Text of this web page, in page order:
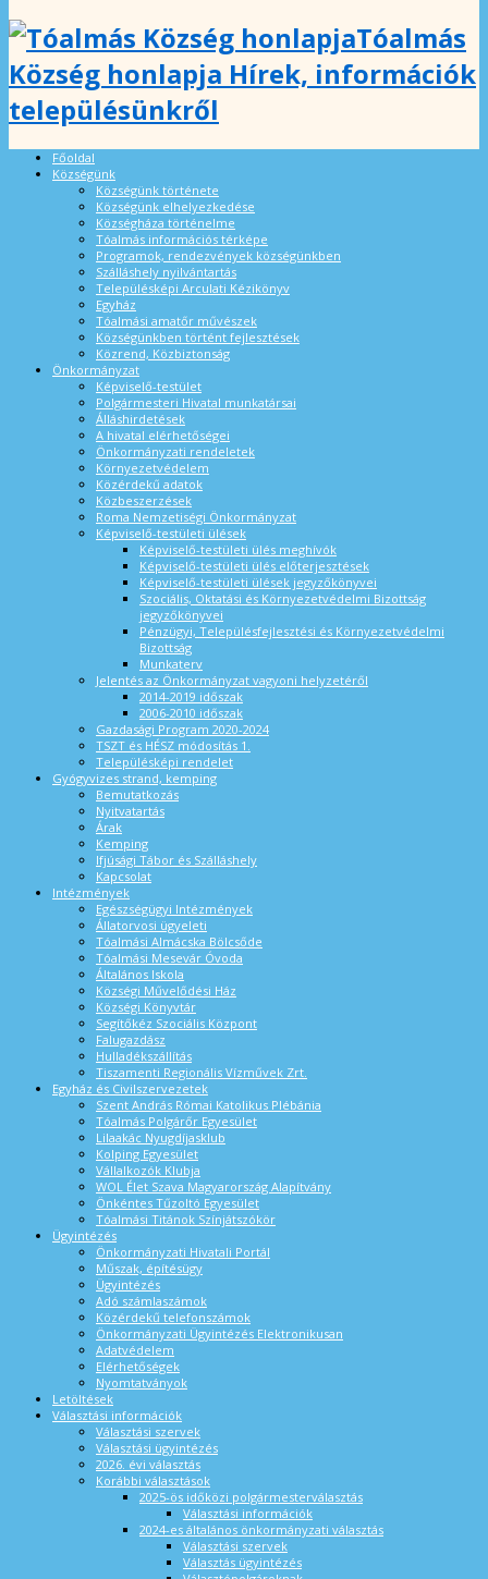
Tóalmás
Község honlapja Hírek, információk
településünkről
Főoldal
Községünk
Községünk története
Községünk elhelyezkedése
Községháza történelme
Tóalmás információs térképe
Programok, rendezvények községünkben
Szálláshely nyilvántartás
Településképi Arculati Kézikönyv
Egyház
Tóalmási amatőr művészek
Községünkben történt fejlesztések
Közrend, Közbiztonság
Önkormányzat
Képviselő-testület
Polgármesteri Hivatal munkatársai
Álláshirdetések
A hivatal elérhetőségei
Önkormányzati rendeletek
Környezetvédelem
Közérdekű adatok
Közbeszerzések
Roma Nemzetiségi Önkormányzat
Képviselő-testületi ülések
Képviselő-testületi ülés meghívók
Képviselő-testületi ülés előterjesztések
Képviselő-testületi ülések jegyzőkönyvei
Szociális, Oktatási és Környezetvédelmi Bizottság
jegyzőkönyvei
Pénzügyi, Településfejlesztési és Környezetvédelmi
Bizottság
Munkaterv
Jelentés az Önkormányzat vagyoni helyzetéről
2014-2019 időszak
2006-2010 időszak
Gazdasági Program 2020-2024
TSZT és HÉSZ módosítás 1.
Településképi rendelet
Gyógyvizes strand, kemping
Bemutatkozás
Nyitvatartás
Árak
Kemping
Ifjúsági Tábor és Szálláshely
Kapcsolat
Intézmények
Egészségügyi Intézmények
Állatorvosi ügyeleti
Tóalmási Almácska Bölcsőde
Tóalmási Mesevár Óvoda
Általános Iskola
Községi Művelődési Ház
Községi Könyvtár
Segítőkéz Szociális Központ
Falugazdász
Hulladékszállítás
Tiszamenti Regionális Vízművek Zrt.
Egyház és Civilszervezetek
Szent András Római Katolikus Plébánia
Tóalmás Polgárőr Egyesület
Lilaakác Nyugdíjasklub
Kolping Egyesület
Vállalkozók Klubja
WOL Élet Szava Magyarország Alapítvány
Önkéntes Tűzoltó Egyesület
Tóalmási Titánok Színjátszókör
Ügyintézés
Önkormányzati Hivatali Portál
Műszak, építésügy
Ügyintézés
Adó számlaszámok
Közérdekű telefonszámok
Önkormányzati Ügyintézés Elektronikusan
Adatvédelem
Elérhetőségek
Nyomtatványok
Letöltések
Választási információk
Választási szervek
Választási ügyintézés
2026. évi választás
Korábbi választások
2025-ös időközi polgármesterválasztás
Választási információk
2024-es általános önkormányzati választás
Választási szervek
Választás ügyintézés